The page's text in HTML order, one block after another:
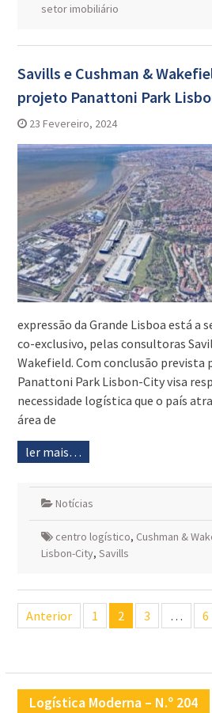
setor imobiliário
Savills e Cushman &
projeto Panattoni Park
23 Fevereiro, 2024
expressão da Grande Lisboa está a
co-exclusivo, pelas consultoras
Wakefield. Com conclusão prevista
Panattoni Park Lisbon-City visa
necessidade logística que o país
área de
ler mais…
Notícias
centro logístico, Cushman &
Lisbon-City, Savills
Navegação
deAnterior 1 2 3 … 6
Logística Moderna – N.º 204